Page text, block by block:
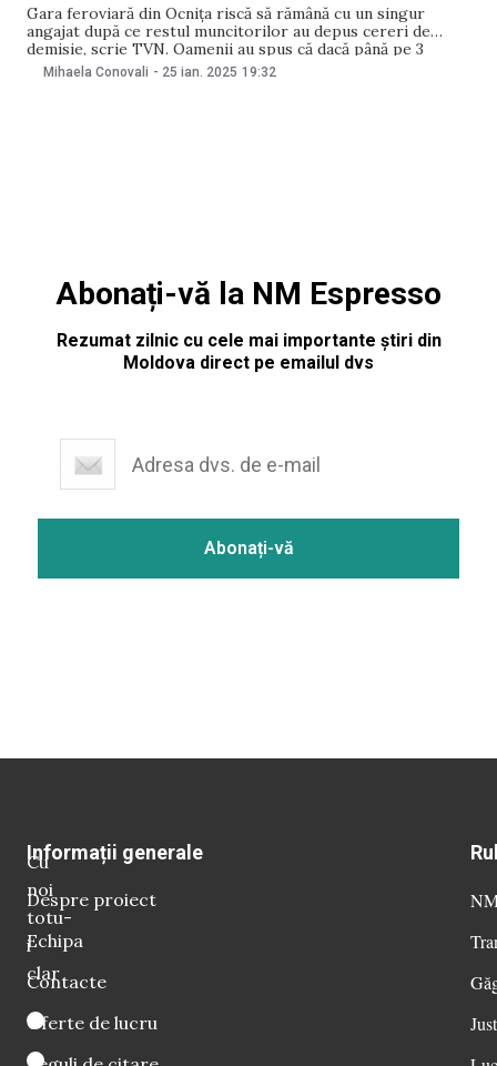
Gara feroviară din Ocnița riscă să rămână cu un singur
angajat după ce restul muncitorilor au depus cereri de
demisie, scrie TVN. Oamenii au spus că dacă până pe 3
februarie nu-și vor ridica bani vor fi nevoiți să-și găsească
Mihaela Conovali - 25 ian. 2025 19:32
Abonați-vă la NM Espresso
Rezumat zilnic cu cele mai importante știri din
Moldova direct pe emailul dvs
Cu
noi
totu-
i
clar
Informații generale
Despre proiect
Echipa
Contacte
Oferte de lucru